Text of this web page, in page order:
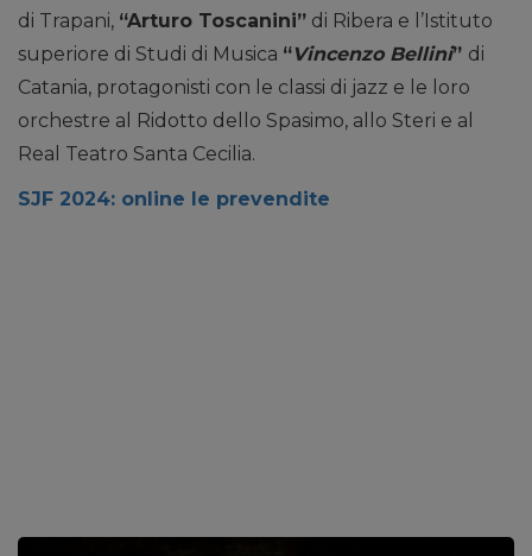
di Trapani, “Arturo Toscanini” di Ribera e l’Istituto
superiore di Studi di Musica “Vincenzo Bellini” di
Catania, protagonisti con le classi di jazz e le loro
orchestre al Ridotto dello Spasimo, allo Steri e al
Real Teatro Santa Cecilia.
SJF 2024: online le prevendite